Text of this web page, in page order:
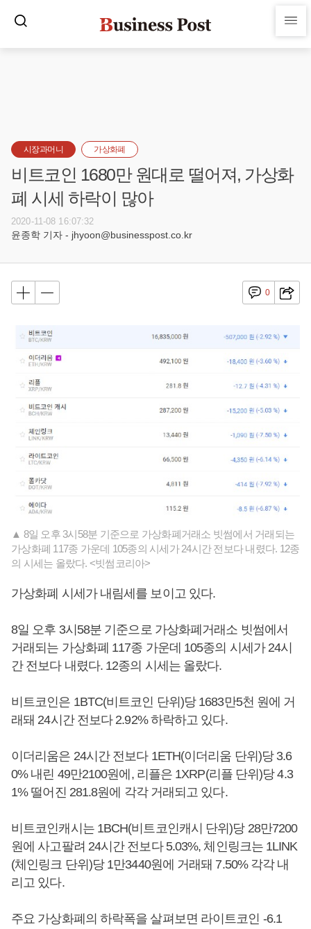
시장과머니 가상화폐
비트코인 1680만 원대로 떨어져, 가상화
폐 시세 하락이 많아
2020-11-08 16:07:32
윤종학 기자 - jhyoon@businesspost.co.kr
0
▲ 8일 오후 3시58분 기준으로 가상화폐거래소 빗썸에서 거래되는
가상화폐 117종 가운데 105종의 시세가 24시간 전보다 내렸다. 12종
의 시세는 올랐다. <빗썸코리아>
가상화폐 시세가 내림세를 보이고 있다.
8일 오후 3시58분 기준으로 가상화폐거래소 빗썸에서
거래되는 가상화폐 117종 가운데 105종의 시세가 24시
간 전보다 내렸다. 12종의 시세는 올랐다.
비트코인은 1BTC(비트코인 단위)당 1683만5천 원에 거
래돼 24시간 전보다 2.92% 하락하고 있다.
이더리움은 24시간 전보다 1ETH(이더리움 단위)당 3.6
0% 내린 49만2100원에, 리플은 1XRP(리플 단위)당 4.3
1% 떨어진 281.8원에 각각 거래되고 있다.
비트코인캐시는 1BCH(비트코인캐시 단위)당 28만7200
원에 사고팔려 24시간 전보다 5.03%, 체인링크는 1LINK
(체인링크 단위)당 1만3440원에 거래돼 7.50% 각각 내
리고 있다.
주요 가상화폐의 하락폭을 살펴보면 라이트코인 -6.1